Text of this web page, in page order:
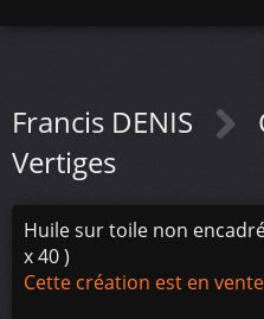
Francis DENIS
Vertiges
Huile sur toile non
x 40 )
Cette création est en